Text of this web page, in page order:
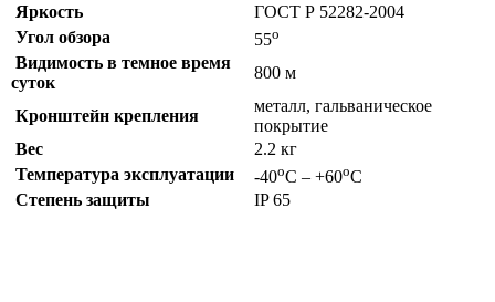
Яркость
ГОСТ Р 52282-2004
Угол обзора
55о
Видимость в темное время
суток
800 м
Кронштейн крепления
металл, гальваническое
покрытие
Вес
2.2 кг
Температура эксплуатации
-40оС – +60оС
Степень защиты
IP 65